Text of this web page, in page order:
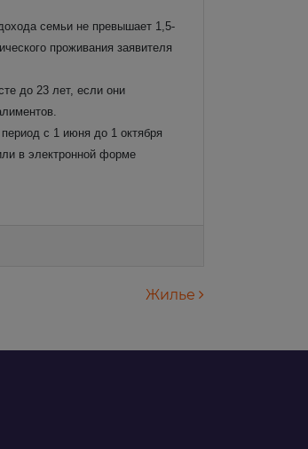
семьи не превышает 1,5-
проживания заявителя
до 23 лет, если они
с 1 июня до 1 октября
в электронной форме
Жилье